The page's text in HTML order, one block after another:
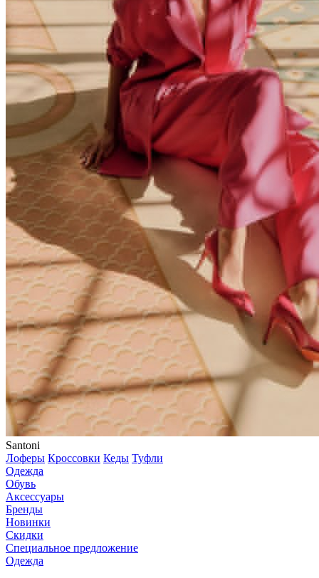
Santoni
Лоферы Кроссовки Кеды Туфли
Одежда
Обувь
Аксессуары
Бренды
Новинки
Скидки
Специальное предложение
Одежда